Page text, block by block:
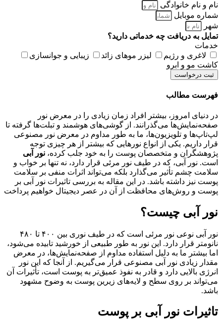
نام و نام خانوادگی
شماره موبایل
شهر
تمایل به دریافت چه خدماتی دارید؟
خدمات
لاغری و رژیم
لیزر موهای زائد
زیبایی و جوانسازی
کاشت مو و ابرو
ثبت درخواست
فهرست مطالب
در دنیای امروز، بیشتر افراد زمان زیادی را در معرض نور
صفحه‌نمایش‌ها می‌گذرانند. از گوشی‌های هوشمند و تبلت‌ها گرفته تا
لپ‌تاپ‌ها و تلویزیون‌ها، ما به طور مداوم در معرض نور مصنوعی
قرار داریم. یکی از انواع نورهایی که بیشتر از هر چیزی توجه
پژوهشگران و متخصصان پوست را به خود جلب کرده، نور آبی
است. نور آبی، که در طیف نور مرئی قرار دارد، نه تنها بر خواب و
سلامت چشم تأثیر می‌گذارد بلکه می‌تواند اثرات منفی بر سلامت
پوست نیز داشته باشد. در این مقاله به بررسی تاثیرات نور آبی بر
پوست و روش‌های محافظت از آن در عصر دیجیتال خواهیم پرداخت
نور آبی چیست؟
نور آبی نوعی نور مرئی است که در طیف نوری بین ۴۰۰ تا ۴۸۰
نانومتر قرار دارد. این نور به طور طبیعی از خورشید تابیده می‌شود،
اما بیشتر ما به دلیل استفاده مداوم از صفحه‌نمایش‌ها، در معرض
مقدار زیادی نور آبی مصنوعی قرار می‌گیریم. از آنجا که این نور
انرژی بالایی دارد و قادر به نفوذ عمیق‌تر به پوست است، تأثیرات آن
می‌تواند بر روی سطح و لایه‌های زیرین پوست به وضوح مشهود
باشد.
تاثیرات نور آبی بر پوست